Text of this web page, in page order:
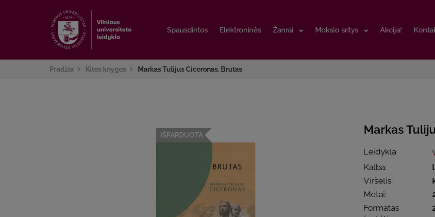
Spausdintos Elektroninės Žanrai Mokslo sritys Akcija!
Spausdintos Elektroninės Žanrai Mokslo sritys Akcija!
Pradžia Kitos knygos Markas Tulijus Ciceronas. Brutas
IŠPARDUOTA Markas
Leidykla
Kalba:
Viršelis:
Metai:
Formatas